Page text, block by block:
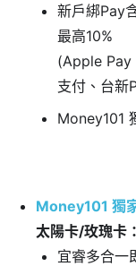
新戶綁Pay
最高10%
(Apple Pay
支付、台新
Money101
Money101 獨
太陽卡/玫瑰卡
宜睿多合一